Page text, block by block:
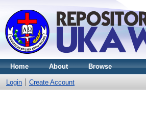
Home About Browse
Login Create Account